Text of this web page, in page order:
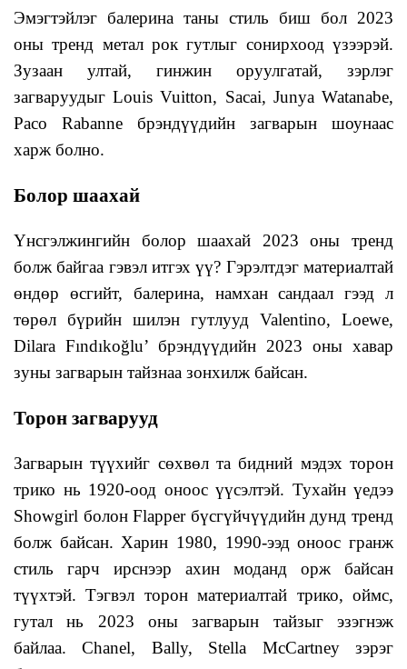
Эмэгтэйлэг балерина таны стиль биш бол 2023
оны тренд метал рок гутлыг сонирхоод үзээрэй.
Зузаан ултай, гинжин оруулгатай, зэрлэг
загваруудыг Louis Vuitton, Sacai, Junya Watanabe,
Paco Rabanne брэндүүдийн загварын шоунаас
харж болно.
Болор шаахай
Үнсгэлжингийн болор шаахай 2023 оны тренд
болж байгаа гэвэл итгэх үү? Гэрэлтдэг материалтай
өндөр өсгийт, балерина, намхан сандаал гээд л
төрөл бүрийн шилэн гутлууд Valentino, Loеwe,
Dilara Fındıkoğlu’ брэндүүдийн 2023 оны хавар
зуны загварын тайзнаа зонхилж байсан.
Торон загварууд
Загварын түүхийг сөхвөл та бидний мэдэх торон
трико нь 1920-оод оноос үүсэлтэй. Тухайн үедээ
Showgirl болон Flapper бүсгүйчүүдийн дунд тренд
болж байсан. Харин 1980, 1990-ээд оноос гранж
стиль гарч ирснээр ахин моданд орж байсан
түүхтэй. Тэгвэл торон материалтай трико, оймс,
гутал нь 2023 оны загварын тайзыг эзэгнэж
байлаа. Chanel, Bally, Stella McCartney зэрэг